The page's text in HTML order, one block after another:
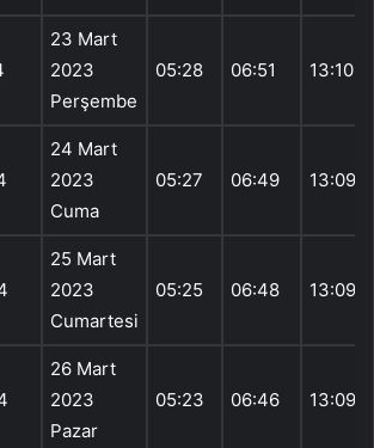
23 Mart
2023
Perşembe
05:28 06:51 13:10
24 Mart
2023
Cuma
05:27 06:49 13:09
25 Mart
2023
Cumartesi
05:25 06:48 13:09
26 Mart
2023
Pazar
05:23 06:46 13:09